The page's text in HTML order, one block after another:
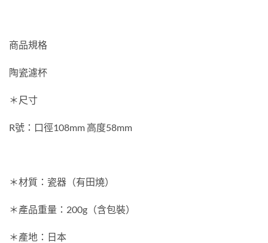
商品規格
陶瓷濾杯
＊尺寸
R號：口徑108mm 高度58mm
＊材質：瓷器（有田燒）
＊產品重量：200g（含包裝）
＊產地：日本